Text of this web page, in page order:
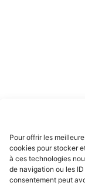
Pour offrir les
cookies pour stocker
à ces technologies
de navigation ou les
consentement peut